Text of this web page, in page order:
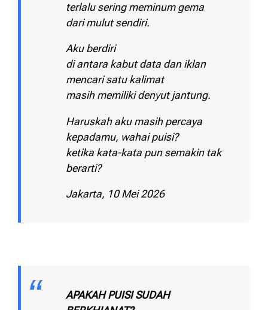
terlalu sering meminum gema
dari mulut sendiri.
Aku berdiri
di antara kabut data dan iklan
mencari satu kalimat
masih memiliki denyut jantung.
Haruskah aku masih percaya
kepadamu, wahai puisi?
ketika kata-kata pun semakin tak
berarti?
Jakarta, 10 Mei 2026
APAKAH PUISI SUDAH